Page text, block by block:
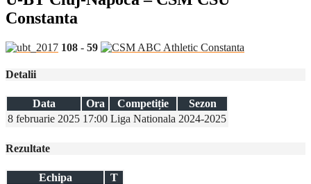
Constanta
108 - 59
Detalii
Data Ora Competiție
Sezon
8 februarie 2025 17:00 Liga Nationala 2024-2025
Rezultate
Echipa
T